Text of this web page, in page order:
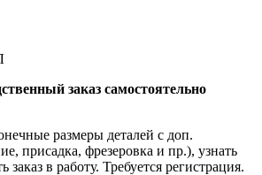
заказ самостоятельно
размеры деталей с доп.
присадка, фрезеровка и пр.), узнать
заказ в работу. Требуется регистрация.